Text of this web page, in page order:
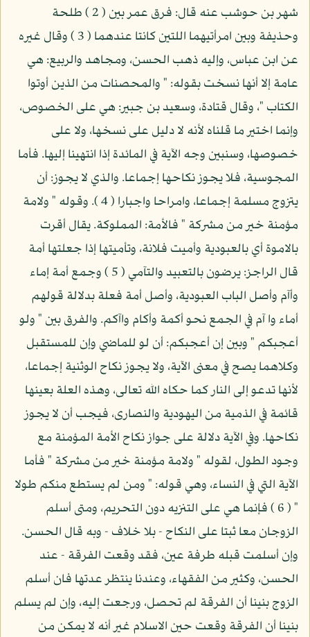
شهر بن حوشب عنه قال: فرق عمر بين ( 2 ) طلحة
وحذيفة وبين امرأتيهما اللتين كانتا عندهما ( 3 ) وقال غيره
عن ابن عباس، وإليه ذهب الحسن، ومجاهد والربيع: هي
عامة إلا أنها نسخت بقوله: " والمحصنات من الذين أوتوا
الكتاب "، وقال قتادة، وسعيد بن جبير: هي على الخصوص،
وإنما اختير ما قلناه لأنه لا دليل على نسخها، ولا على
خصوصها، وسنبين وجه الآية في المائدة إذا انتهينا إليها. فأما
المجوسية، فلا يجوز نكاحها إجماعا. والذي لا يجوز: أن
يتزوج مسلمة إجماعا، وامراحا واجبارا ( 4 ). وقوله " ولامة
مؤمنة خير من مشركة " فالأمة: المملوكة. يقال أقرت
بالاموة أي بالعبودية وأميت فلانة، وتأميتها إذا جعلتها أمة
قال الراجز: يرضون بالتعبيد والتآمي ( 5 ) وجمع أمة إماء
وأآم وأصل الباب العبودية، وأصل أمة فعلة بدلالة قولهم
أماء وا آم في الجمع نحو أكمة وأكام واآكم. والفرق بين " ولو
أعجبكم " وبين إن أعجبكم: أن لو للماضي وإن للمستقبل
وكلاهما يصح في معنى الآية، ولا يجوز نكاح الوثنية إجماعا،
لأنها تدعو إلى النار كما حكاه الله تعالى، وهذه العلة بعينها
قائمة في الذمية من اليهودية والنصارى، فيجب أن لا يجوز
نكاحها. وفي الآية دلالة على جواز نكاح الأمة المؤمنة مع
وجود الطول، لقوله " ولامة مؤمنة خير من مشركة " فأما
الآية التي في النساء، وهي قوله: " ومن لم يستطع منكم طولا
" ( 6 ) فإنما هي على التنزيه دون التحريم، ومتى أسلم
الزوجان معا ثبتا على النكاح - بلا خلاف - وبه قال الحسن.
وإن أسلمت قبله طرفة عين، فقد وقعت الفرقة - عند
الحسن، وكثير من الفقهاء، وعندنا ينتظر عدتها فان أسلم
الزوج بنينا أن الفرقة لم تحصل، ورجعت إليه، وإن لم يسلم
بنينا أن الفرقة وقعت حين الاسلام غير أنه لا يمكن من